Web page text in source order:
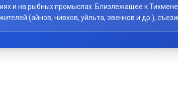
и на рыбных промыслах. Близлежащее к
(айнов, нивхов, уйльта, эвенков и др.),